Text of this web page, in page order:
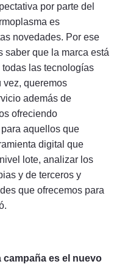
por parte del
es
novedades. Por ese
saber que la marca está
las tecnologías
vez, queremos
además de
ofreciendo
aquellos que
digital que
lote, analizar los
y de terceros y
que ofrecemos para
campaña es el nuevo